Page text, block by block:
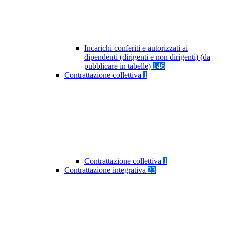
Incarichi conferiti e autorizzati ai
dipendenti (dirigenti e non dirigenti) (da
pubblicare in tabelle) 146
Contrattazione collettiva 1
Contrattazione collettiva 1
Contrattazione integrativa 23